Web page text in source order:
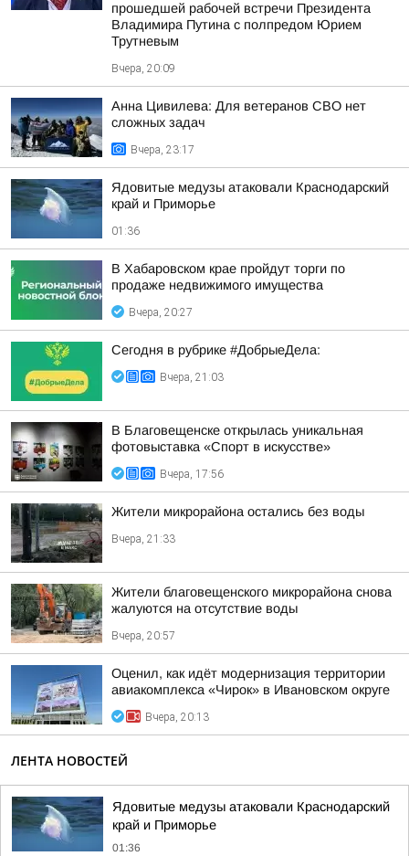
прошедшей рабочей встречи Президента
Владимира Путина с полпредом Юрием
Трутневым
Вчера, 20:09
Анна Цивилева: Для ветеранов СВО нет
сложных задач
Вчера, 23:17
Ядовитые медузы атаковали Краснодарский
край и Приморье
01:36
В Хабаровском крае пройдут торги по
продаже недвижимого имущества
Вчера, 20:27
Сегодня в рубрике #ДобрыеДела:
Вчера, 21:03
В Благовещенске открылась уникальная
фотовыставка «Спорт в искусстве»
Вчера, 17:56
Жители микрорайона остались без воды
Вчера, 21:33
Жители благовещенского микрорайона снова
жалуются на отсутствие воды
Вчера, 20:57
Оценил, как идёт модернизация территории
авиакомплекса «Чирок» в Ивановском округе
Вчера, 20:13
ЛЕНТА НОВОСТЕЙ
Ядовитые медузы атаковали Краснодарский
край и Приморье
01:36